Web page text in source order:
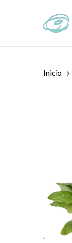
Inicio